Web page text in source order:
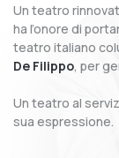
Un teatro
ha l’onore di
teatro italiano
De Filippo, per
Un teatro al
sua espressione.